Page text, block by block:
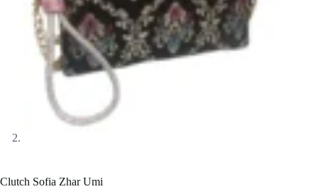
Clutch Sofia Zhar Umi